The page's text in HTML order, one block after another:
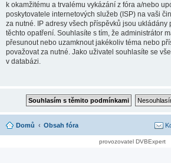
k okamžitému a trvalému vykázání z fóra a/nebo
poskytovatele internetových služeb (ISP) na vaši
za nutné. IP adresy všech příspěvků jsou
těchto opatření. Souhlasíte s tím, že administrátor
přesunout nebo uzamknout jakékoliv téma nebo
považovat za nutné. Jako uživatel souhlasíte se
v databázi.
Domů Obsah fóra
provozovatel DVBExpert